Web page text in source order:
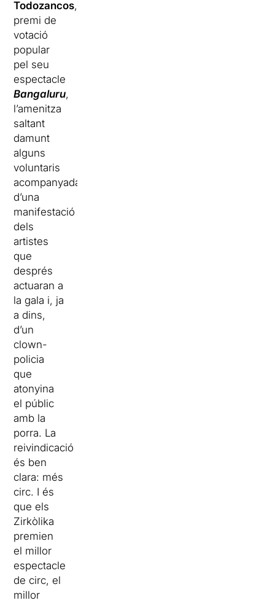
Todozancos,
premi de
votació
popular
pel seu
espectacle
Bangaluru,
l’amenitza
saltant
damunt
alguns
voluntaris
acompanyada
d’una
manifestació
dels
artistes
que
després
actuaran a
la gala i, ja
a dins,
d’un
clown-
policia
que
atonyina
el públic
amb la
porra. La
reivindicació
és ben
clara: més
circ. I és
que els
Zirkòlika
premien
el millor
espectacle
de circ, el
millor